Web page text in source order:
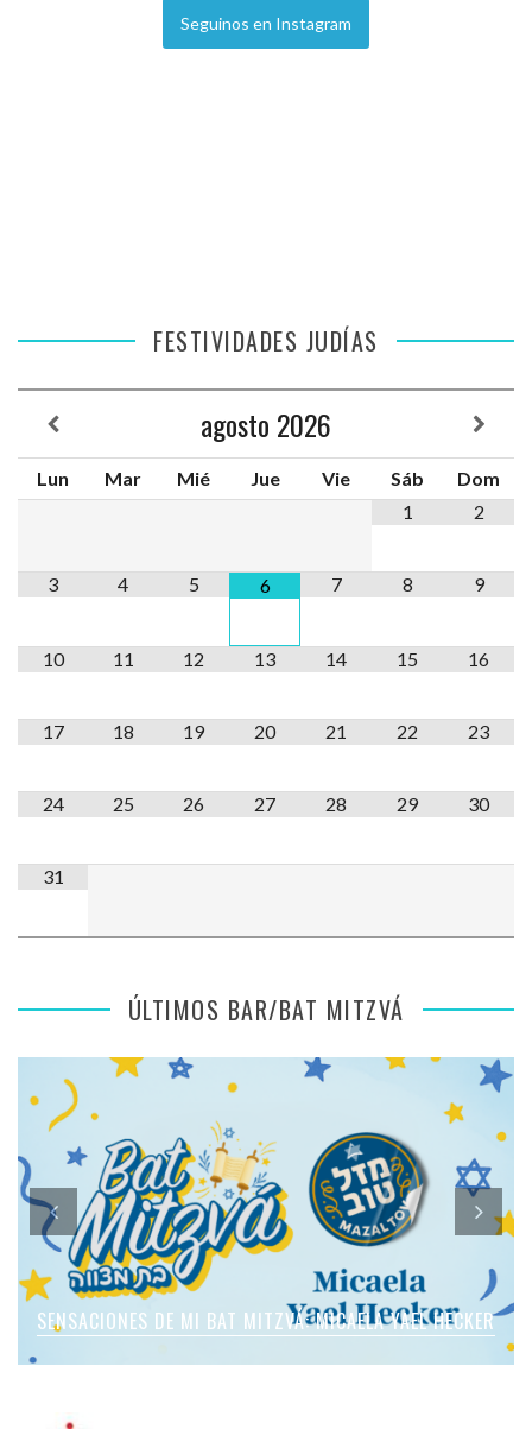
Seguinos en Instagram
FESTIVIDADES JUDÍAS
agosto 2026
Lun Mar Mié Jue Vie Sáb
Dom
1
2
3 4 5 6 7 8 9
10 11 12 13 14 15 16
17 18 19 20 21 22 23
24 25 26 27 28 29 30
31
ÚLTIMOS BAR/BAT MITZVÁ
SENSACIONES DE MI BAT MITZVÁ: MICAELA YAEL HECKER
SENSACIONES DE MI BAT MITZVÁ: MARTINA SOL LEVY
SENSACIONES DE MI BAT MITZVÁ: MICAELA ROMANO
APFELBAUM
SENSACIONES DE MI BAT MITZVÁ: VIOLETA LIEBMAN
SENSACIONES EN MI BAR MITZVÁ: VITALI GUIDA